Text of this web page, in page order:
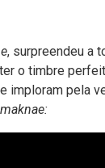
, surpreendeu a
o timbre
imploram pela
maknae: